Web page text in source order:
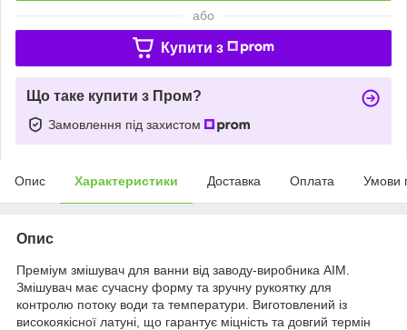
або
Купити з
Що таке купити з Пром?
Замовлення під захистом
Опис Характеристики Доставка Оплата Умови
Опис
Преміум змішувач для ванни від заводу-виробника AIM.
Змішувач має сучасну форму та зручну рукоятку для
контролю потоку води та температури. Виготовлений із
високоякісної латуні, що гарантує міцність та довгий термін